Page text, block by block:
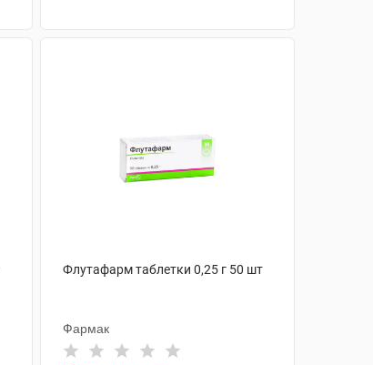
Флутафарм таблетки 0,25 г 50 шт
Фармак